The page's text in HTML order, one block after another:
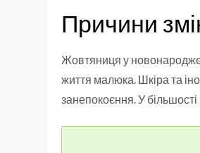
Причини
Жовтяниця у
життя малюка. Шкіра та
занепокоєння. У